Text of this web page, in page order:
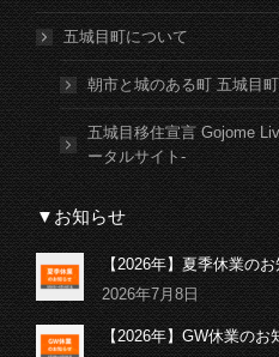
五城目町について
朝市と城のある町 五城目町
五城目移住宣言 Gojome
ータルサイト-
▼お知らせ
【2026年】夏季休業の
2026年7月8日
【2026年】GW休業のお